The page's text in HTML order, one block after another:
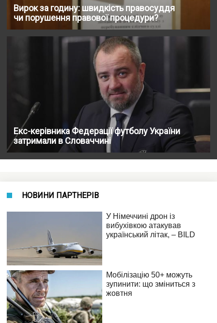
Вирок за годину: швидкість правосуддя
чи порушення правової процедури?
Екс-керівника Федерації футболу України
затримали в Словаччині
НОВИНИ ПАРТНЕРІВ